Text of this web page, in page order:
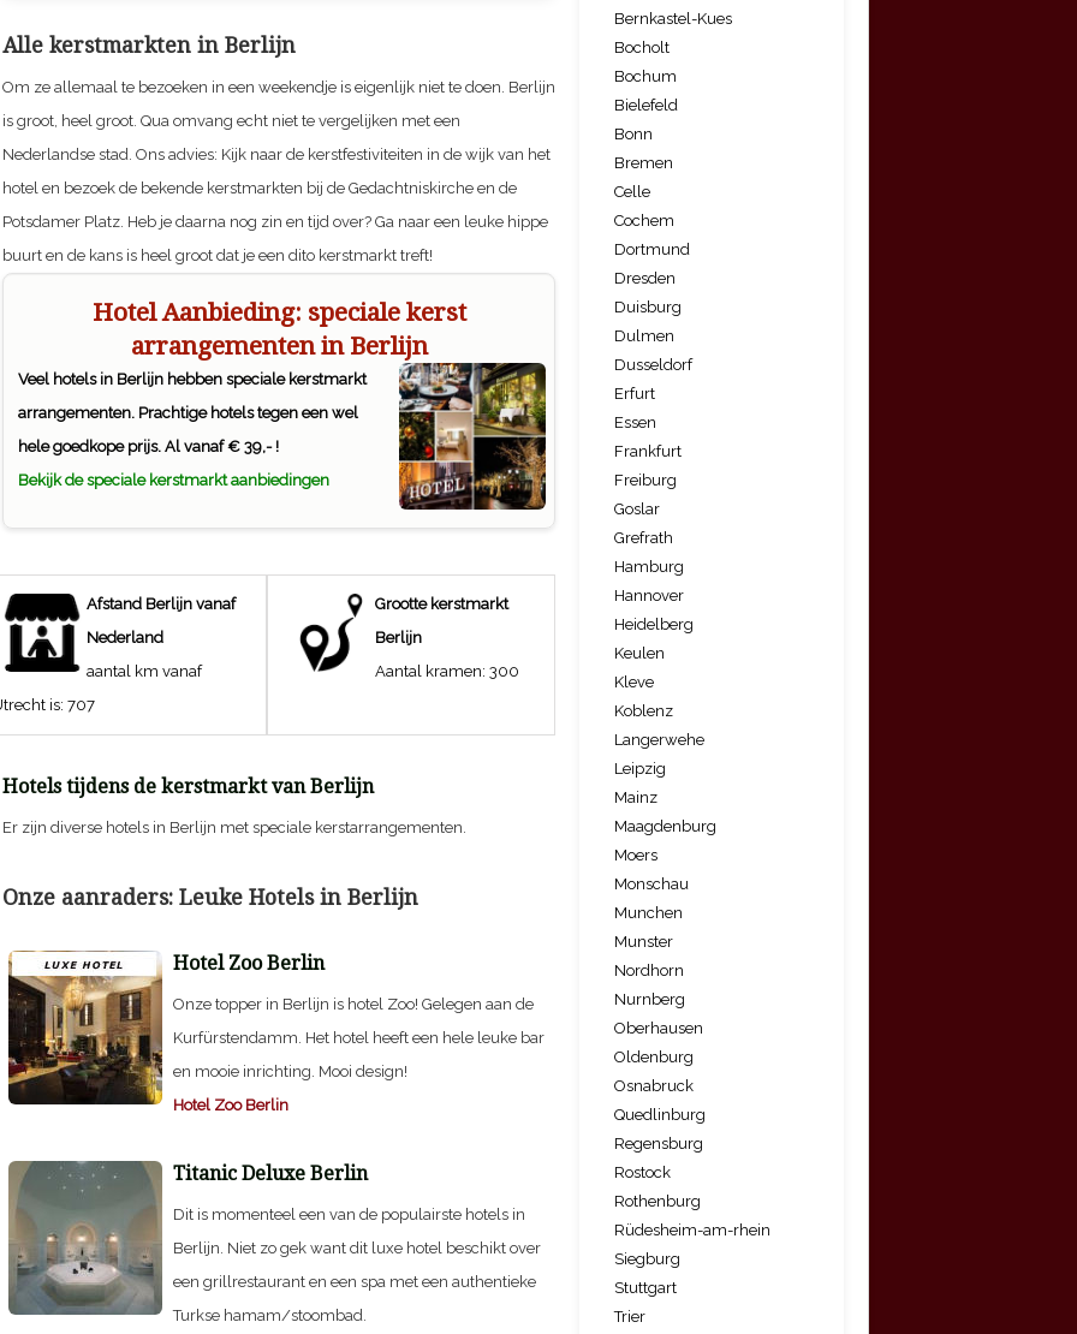
Alle kerstmarkten in Berlijn
Om ze allemaal te bezoeken in een weekendje is eigenlijk niet te doen. Berlijn
is groot, heel groot. Qua omvang echt niet te vergelijken met een
Nederlandse stad. Ons advies: Kijk naar de kerstfestiviteiten in de wijk van het
hotel en bezoek de bekende kerstmarkten bij de Gedachtniskirche en de
Potsdamer Platz. Heb je daarna nog zin en tijd over? Ga naar een leuke hippe
buurt en de kans is heel groot dat je een dito kerstmarkt treft!
Hotel Aanbieding: speciale kerst
arrangementen in Berlijn
Veel hotels in Berlijn hebben speciale kerstmarkt
arrangementen. Prachtige hotels tegen een wel
hele goedkope prijs. Al vanaf € 39,- !
Bekijk de speciale kerstmarkt aanbiedingen
Afstand Berlijn vanaf
Nederland
aantal km vanaf
is: 707
Grootte kerstmarkt
Berlijn
Aantal kramen:300
Hotels tijdens de kerstmarkt van Berlijn
Er zijn diverse hotels in Berlijn met speciale kerstarrangementen.
Onze aanraders: Leuke Hotels in Berlijn
Hotel Zoo Berlin
Onze topper in Berlijn is hotel Zoo! Gelegen aan de
Kurfürstendamm. Het hotel heeft een hele leuke bar
en mooie inrichting. Mooi design!
Hotel Zoo Berlin
Titanic Deluxe Berlin
Dit is momenteel een van de populairste hotels in
Berlijn. Niet zo gek want dit luxe hotel beschikt over
een grillrestaurant en een spa met een authentieke
Turkse hamam/stoombad.
Bernkastel-Kues
Bocholt
Bochum
Bielefeld
Bonn
Bremen
Celle
Cochem
Dortmund
Dresden
Duisburg
Dulmen
Dusseldorf
Erfurt
Essen
Frankfurt
Freiburg
Goslar
Grefrath
Hamburg
Hannover
Heidelberg
Keulen
Kleve
Koblenz
Langerwehe
Leipzig
Mainz
Maagdenburg
Moers
Monschau
Munchen
Munster
Nordhorn
Nurnberg
Oberhausen
Oldenburg
Osnabruck
Quedlinburg
Regensburg
Rostock
Rothenburg
Rüdesheim-am-rhein
Siegburg
Stuttgart
Trier